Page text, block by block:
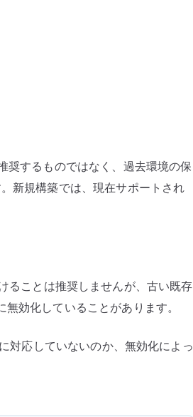
奨するものではなく、過去環境の保
新規構築では、現在サポートされ
ることは推奨しませんが、古い既存
効化していることがあります。
対応していないのか、無効化によっ